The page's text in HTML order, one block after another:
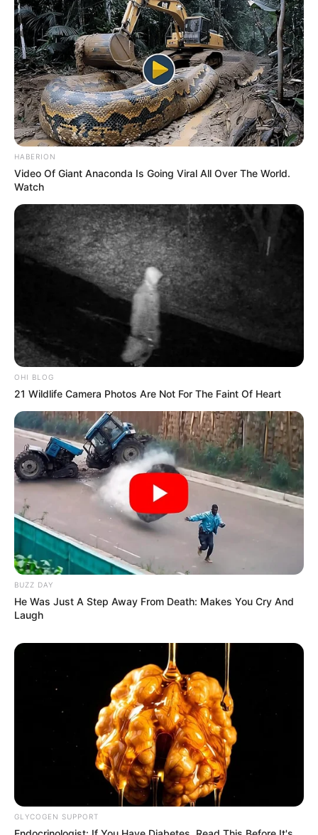
HABERION
Video Of Giant Anaconda Is Going Viral All Over The World.
Watch
OHI BLOG
21 Wildlife Camera Photos Are Not For The Faint Of Heart
BUZZ DAY
He Was Just A Step Away From Death: Makes You Cry And
Laugh
GLYCOGEN SUPPORT